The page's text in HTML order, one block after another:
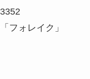
フォレイク」